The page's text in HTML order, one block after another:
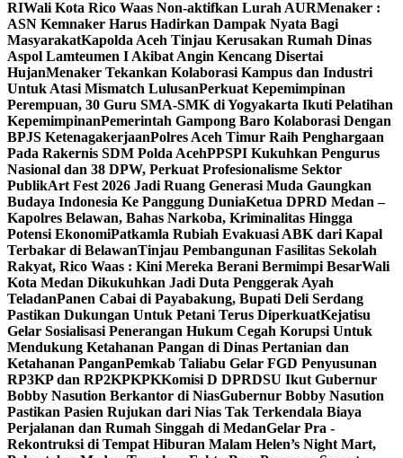
RIWali Kota Rico Waas Non-aktifkan Lurah AURMenaker :
ASN Kemnaker Harus Hadirkan Dampak Nyata Bagi
MasyarakatKapolda Aceh Tinjau Kerusakan Rumah Dinas
Aspol Lamteumen I Akibat Angin Kencang Disertai
HujanMenaker Tekankan Kolaborasi Kampus dan Industri
Untuk Atasi Mismatch LulusanPerkuat Kepemimpinan
Perempuan, 30 Guru SMA-SMK di Yogyakarta Ikuti Pelatihan
KepemimpinanPemerintah Gampong Baro Kolaborasi Dengan
BPJS KetenagakerjaanPolres Aceh Timur Raih Penghargaan
Pada Rakernis SDM Polda AcehPPSPI Kukuhkan Pengurus
Nasional dan 38 DPW, Perkuat Profesionalisme Sektor
PublikArt Fest 2026 Jadi Ruang Generasi Muda Gaungkan
Budaya Indonesia Ke Panggung DuniaKetua DPRD Medan –
Kapolres Belawan, Bahas Narkoba, Kriminalitas Hingga
Potensi EkonomiPatkamla Rubiah Evakuasi ABK dari Kapal
Terbakar di BelawanTinjau Pembangunan Fasilitas Sekolah
Rakyat, Rico Waas : Kini Mereka Berani Bermimpi BesarWali
Kota Medan Dikukuhkan Jadi Duta Penggerak Ayah
TeladanPanen Cabai di Payabakung, Bupati Deli Serdang
Pastikan Dukungan Untuk Petani Terus DiperkuatKejatisu
Gelar Sosialisasi Penerangan Hukum Cegah Korupsi Untuk
Mendukung Ketahanan Pangan di Dinas Pertanian dan
Ketahanan PanganPemkab Taliabu Gelar FGD Penyusunan
RP3KP dan RP2KPKPKKomisi D DPRDSU Ikut Gubernur
Bobby Nasution Berkantor di NiasGubernur Bobby Nasution
Pastikan Pasien Rujukan dari Nias Tak Terkendala Biaya
Perjalanan dan Rumah Singgah di MedanGelar Pra -
Rekontruksi di Tempat Hiburan Malam Helen’s Night Mart,